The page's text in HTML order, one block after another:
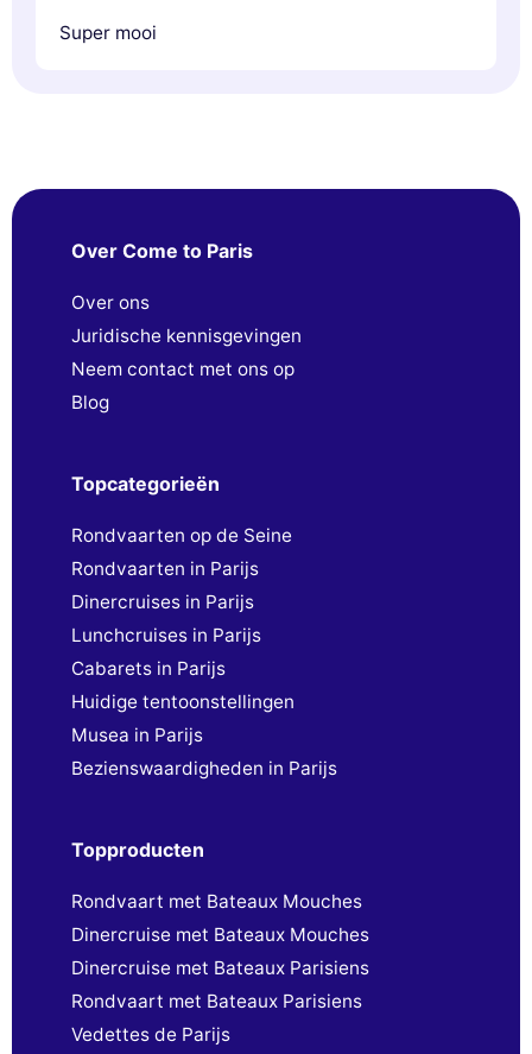
Super mooi
Over Come to Paris
Over ons
Juridische kennisgevingen
Neem contact met ons op
Blog
Topcategorieën
Rondvaarten op de Seine
Rondvaarten in Parijs
Dinercruises in Parijs
Lunchcruises in Parijs
Cabarets in Parijs
Huidige tentoonstellingen
Musea in Parijs
Bezienswaardigheden in Parijs
Topproducten
Rondvaart met Bateaux Mouches
Dinercruise met Bateaux Mouches
Dinercruise met Bateaux Parisiens
Rondvaart met Bateaux Parisiens
Vedettes de Parijs